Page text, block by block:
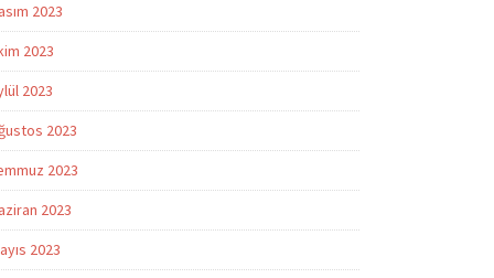
2023
2023
2023
2023
2023
2023
2023